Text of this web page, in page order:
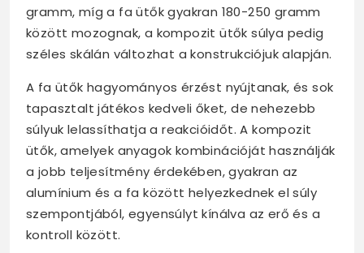
gramm, míg a fa ütők gyakran 180-250 gramm
között mozognak, a kompozit ütők súlya pedig
széles skálán változhat a konstrukciójuk alapján.
A fa ütők hagyományos érzést nyújtanak, és sok
tapasztalt játékos kedveli őket, de nehezebb
súlyuk lelassíthatja a reakcióidőt. A kompozit
ütők, amelyek anyagok kombinációját használják
a jobb teljesítmény érdekében, gyakran az
alumínium és a fa között helyezkednek el súly
szempontjából, egyensúlyt kínálva az erő és a
kontroll között.